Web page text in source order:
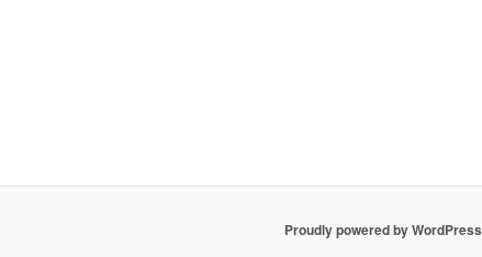
Proudly powered by WordPress